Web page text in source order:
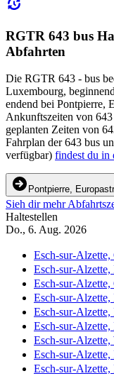
RGTR 643 bus
Abfahrten
Die RGTR 643 - bus
Luxembourg,
endend bei Pontpierre,
Ankunftszeiten von
geplanten Zeiten von
Fahrplan der 643 bus
verfügbar) findest du in
Pontpierre,
Sieh dir mehr
Haltestellen
Do., 6. Aug. 2026
Esch-sur-Alzette,
Esch-sur-
Esch-sur-Alzette,
Esch-sur-Alzette,
Esch-sur-
Esch-sur-
Esch-sur-Alzette,
Esch-sur-Alzette,
Esch-sur-